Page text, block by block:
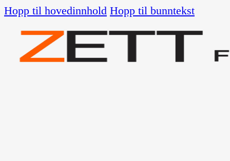
Hopp til hovedinnhold Hopp til bunntekst